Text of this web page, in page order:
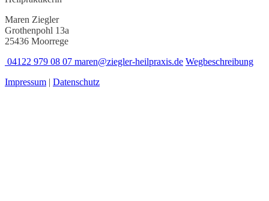
Maren Ziegler
Grothenpohl 13a
25436 Moorrege
04122 979 08 07 maren@ziegler-heilpraxis.de Wegbeschreibung
Impressum | Datenschutz